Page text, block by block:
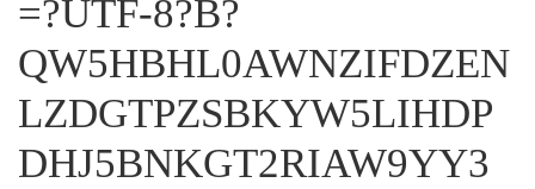
=?UTF-8?B?
QW5HBHL0AWNZIFDZEN
LZDGTPZSBKYW5LIHDP
DHJ5BNKGT2RIAW9YY3